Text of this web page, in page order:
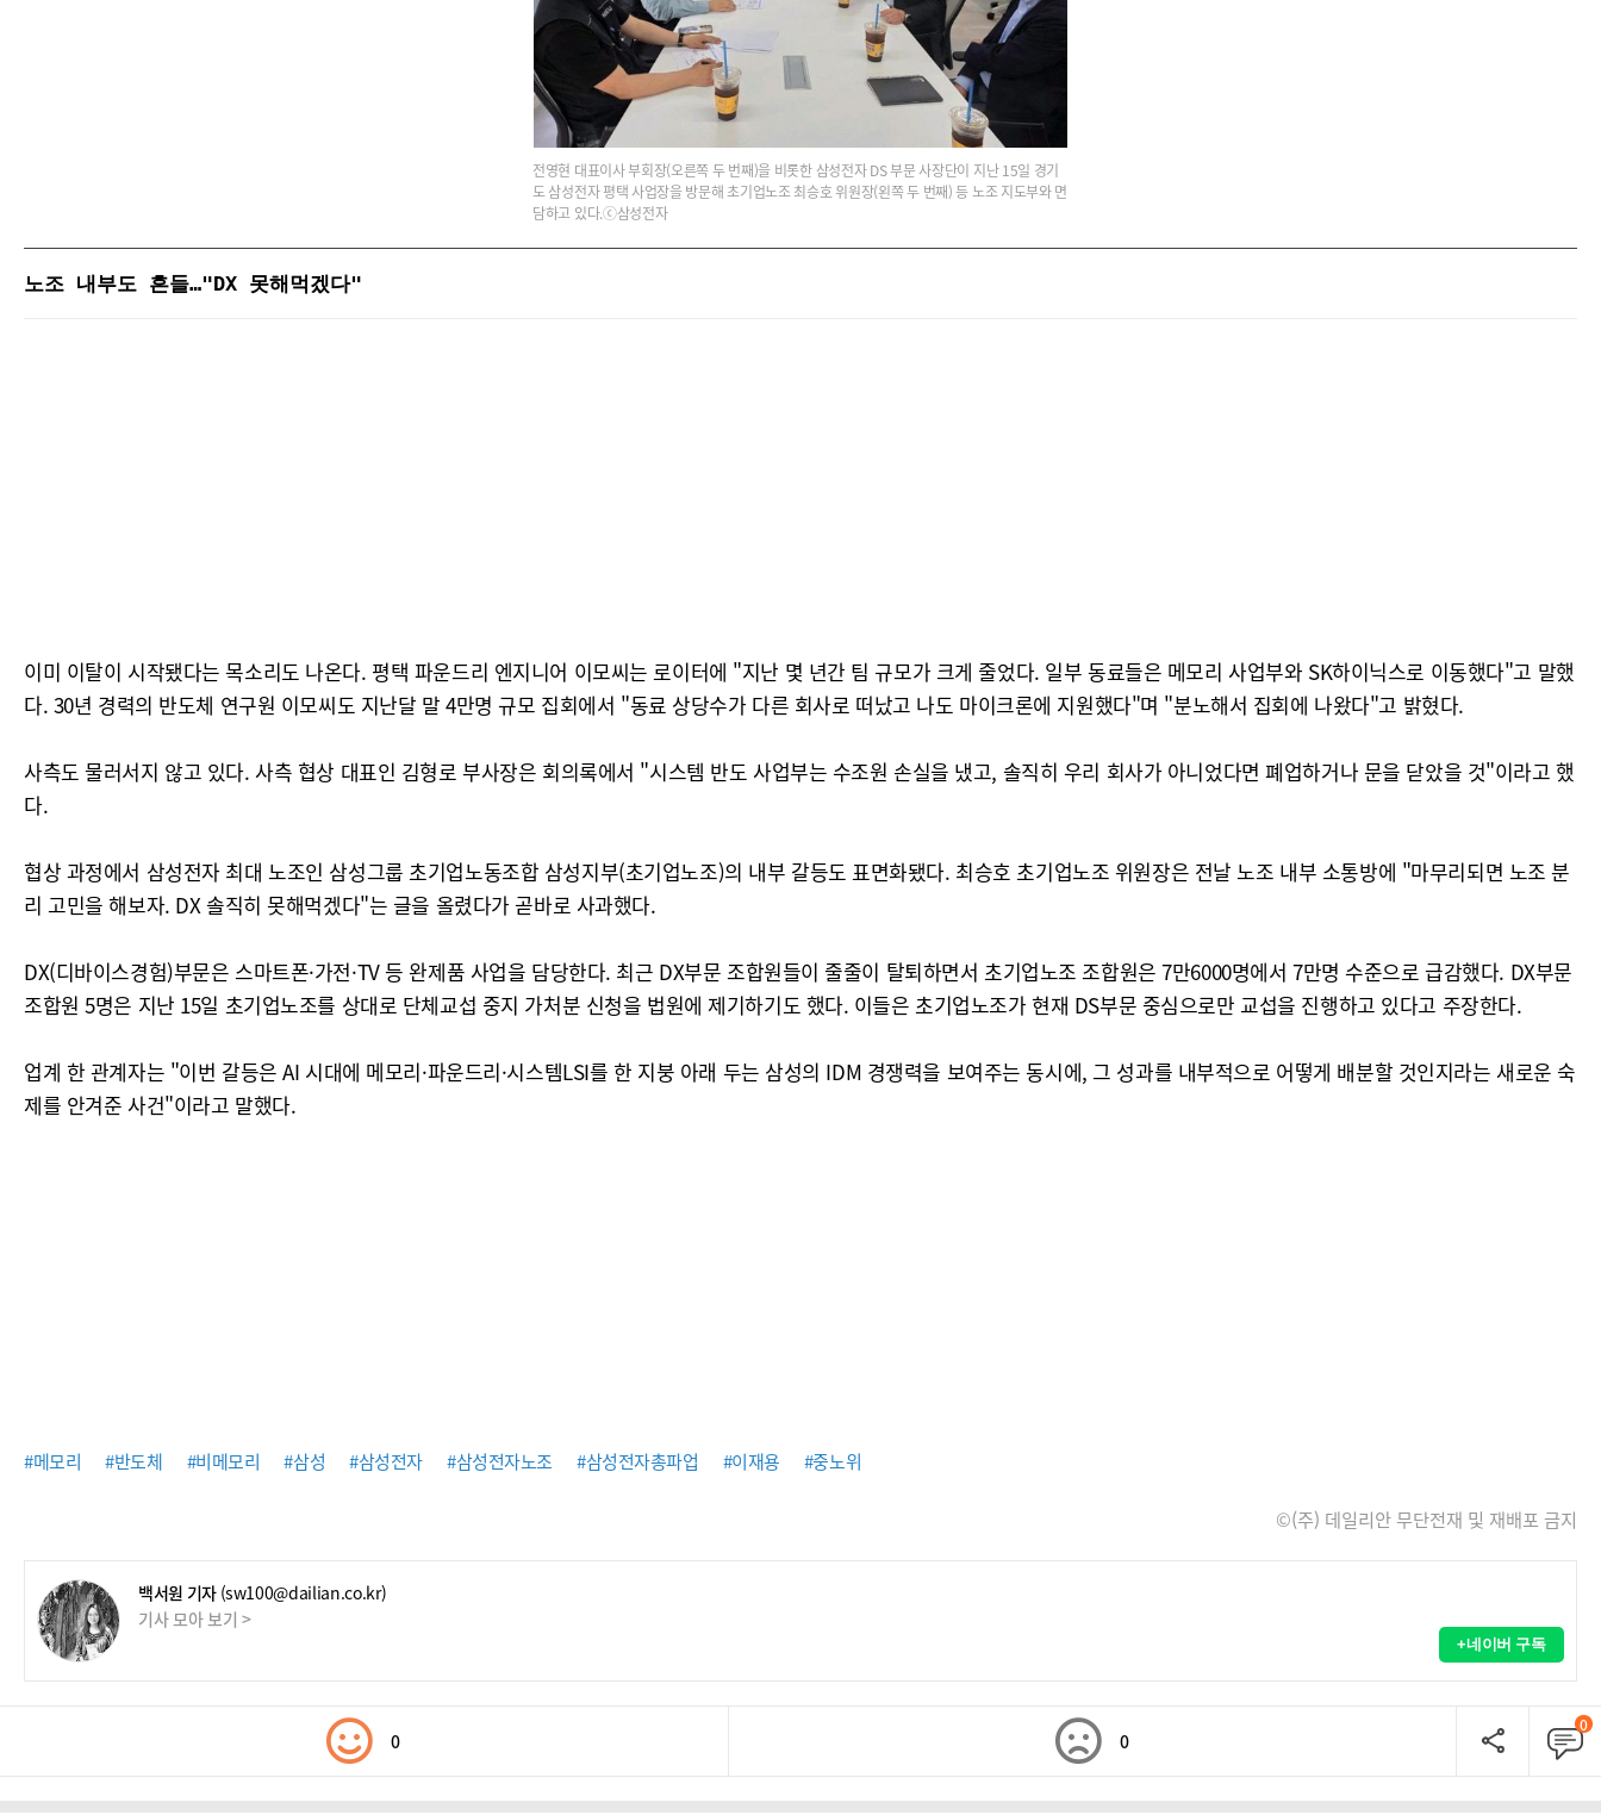
전영현 대표이사 부회장(오른쪽 두 번째)을 비롯한 삼성전자 DS 부문 사장단이 지난 15일 경기
도 삼성전자 평택 사업장을 방문해 초기업노조 최승호 위원장(왼쪽 두 번째) 등 노조 지도부와 면
담하고 있다.ⓒ삼성전자
노조 내부도 흔들…"DX 못해먹겠다"
이미 이탈이 시작됐다는 목소리도 나온다. 평택 파운드리 엔지니어 이모씨는 로이터에 "지난 몇 년간 팀 규모가 크게 줄었다. 일부 동료들은 메모리 사업부와 SK하이닉스로 이동했다"고 말했
다. 30년 경력의 반도체 연구원 이모씨도 지난달 말 4만명 규모 집회에서 "동료 상당수가 다른 회사로 떠났고 나도 마이크론에 지원했다"며 "분노해서 집회에 나왔다"고 밝혔다.
사측도 물러서지 않고 있다. 사측 협상 대표인 김형로 부사장은 회의록에서 "시스템 반도 사업부는 수조원 손실을 냈고, 솔직히 우리 회사가 아니었다면 폐업하거나 문을 닫았을 것"이라고 했
다.
협상 과정에서 삼성전자 최대 노조인 삼성그룹 초기업노동조합 삼성지부(초기업노조)의 내부 갈등도 표면화됐다. 최승호 초기업노조 위원장은 전날 노조 내부 소통방에 "마무리되면 노조 분
리 고민을 해보자. DX 솔직히 못해먹겠다"는 글을 올렸다가 곧바로 사과했다.
DX(디바이스경험)부문은 스마트폰·가전·TV 등 완제품 사업을 담당한다. 최근 DX부문 조합원들이 줄줄이 탈퇴하면서 초기업노조 조합원은 7만6000명에서 7만명 수준으로 급감했다. DX부문
조합원 5명은 지난 15일 초기업노조를 상대로 단체교섭 중지 가처분 신청을 법원에 제기하기도 했다. 이들은 초기업노조가 현재 DS부문 중심으로만 교섭을 진행하고 있다고 주장한다.
업계 한 관계자는 "이번 갈등은 AI 시대에 메모리·파운드리·시스템LSI를 한 지붕 아래 두는 삼성의 IDM 경쟁력을 보여주는 동시에, 그 성과를 내부적으로 어떻게 배분할 것인지라는 새로운 숙
제를 안겨준 사건"이라고 말했다.
#메모리 #반도체 #비메모리 #삼성 #삼성전자 #삼성전자노조 #삼성전자총파업 #이재용 #중노위
©(주) 데일리안 무단전재 및 재배포 금지
백서원 기자 (sw100@dailian.co.kr)
기사 모아 보기 >
+네이버 구독
0 0
0